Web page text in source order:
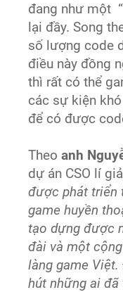
đang như một
lại đầy. Song
số lượng code
điều này đồng
thì rất có thể
các sự kiện
để có được
Theoanh
dự án CSO lí
được phát triển
game huyền
tạo dựng được
đài và một
làng game
hút những ai